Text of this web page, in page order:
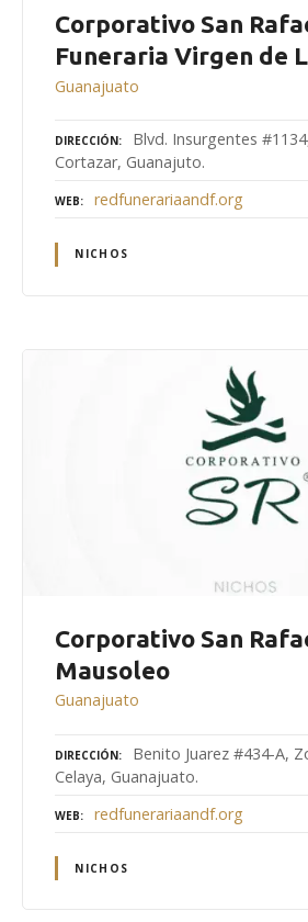
Corporativo San
Funeraria Virgen de
Guanajuato
DIRECCIÓN
Blvd. Insurgentes
Cortazar, Guanajuto.
WEB redfunerariaandf.org
NICHOS
Corporativo San
Mausoleo
Guanajuato
DIRECCIÓN
Benito Juarez #434-A,
Celaya, Guanajuato.
WEB redfunerariaandf.org
NICHOS